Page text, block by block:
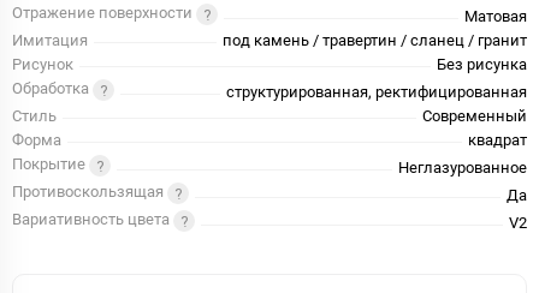
Отражение поверхности
Матовая
Имитация
под камень / травертин / сланец / гранит
Рисунок
Без рисунка
Обработка
структурированная, ректифицированная
Стиль
Современный
Форма
квадрат
Покрытие
Неглазурованное
Противоскользящая
Да
Вариативность цвета
V2